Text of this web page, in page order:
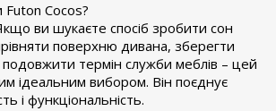
Cocos?
ви шукаєте спосіб зробити сон
поверхню дивана, зберегти
подовжити термін служби меблів – цей
ідеальним вибором. Він поєднує
і функціональність.